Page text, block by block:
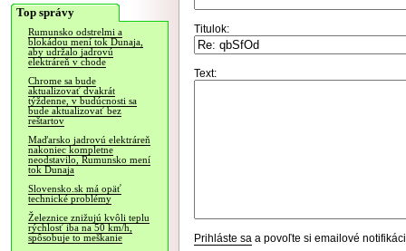
Top správy
Rumunsko odstrelmi a
blokádou mení tok Dunaja,
aby udržalo jadrovú
elektráreň v chode
Chrome sa bude
aktualizovať dvakrát
týždenne, v budúcnosti sa
bude aktualizovať bez
reštartov
Maďarsko jadrovú elektráreň
nakoniec kompletne
neodstavilo, Rumunsko mení
tok Dunaja
Slovensko.sk má opäť
technické problémy
Železnice znižujú kvôli teplu
rýchlosť iba na 50 km/h,
spôsobuje to meškanie
Titulok:
Text:
Prihláste sa a povoľte si emailové